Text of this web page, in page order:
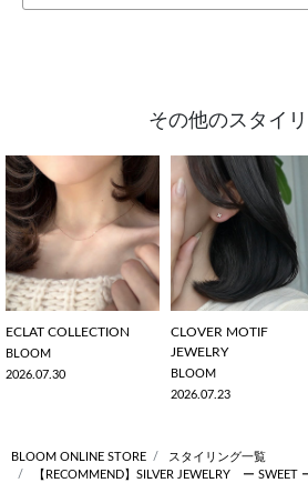
その他のスタイ
ECLAT COLLECTION
BLOOM
2026.07.30
CLOVER MOTIF
JEWELRY
BLOOM
2026.07.23
BLOOM ONLINE STORE
スタイリング一覧
【RECOMMEND】SILVER JEWELRY ー SWEET